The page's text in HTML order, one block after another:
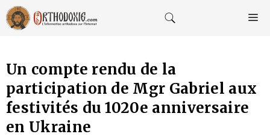
Aller
au
contenu
Un compte rendu de la
participation de Mgr Gabriel aux
festivités du 1020e anniversaire
en Ukraine